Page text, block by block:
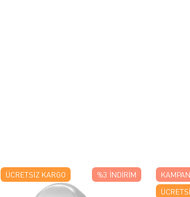
ÜCRETSIZ KARGO %3 İNDIRIM